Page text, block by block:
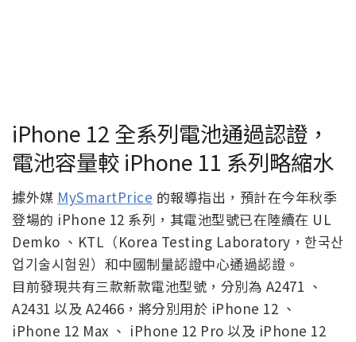
iPhone 12 全系列電池通過認證，
電池容量較 iPhone 11 系列略縮水
據外媒 MySmartPrice 的報導指出，預計在今年秋季
登場的 iPhone 12 系列，其電池型號已在陸續在 UL
Demko 、KTL（Korea Testing Laboratory，한국산
업기술시험원）和中國制量認證中心通過認證。
目前發現共有三款新款電池型號，分別為 A2471 、
A2431 以及 A2466，將分別用於 iPhone 12 、
iPhone 12 Max 、 iPhone 12 Pro 以及 iPhone 12